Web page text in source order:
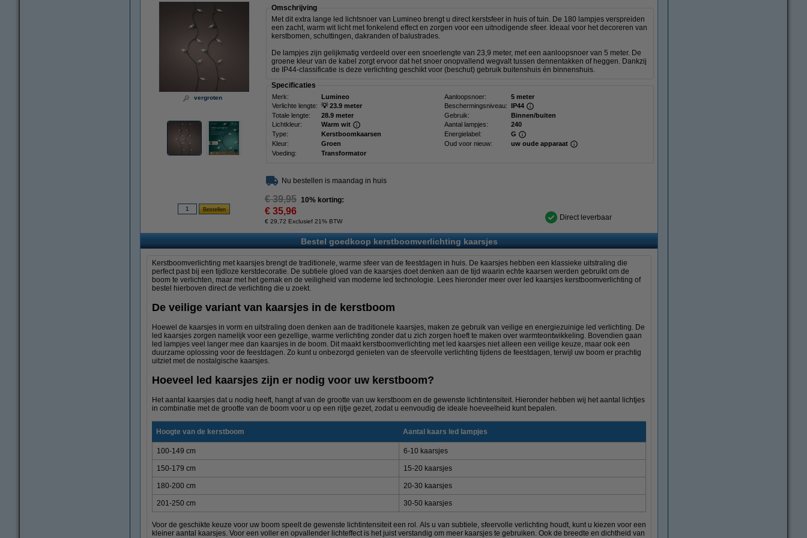
vergroten
Omschrijving
Met dit extra lange led lichtsnoer van Lumineo brengt u direct kerstsfeer in huis of tuin. De 180 lampjes verspreiden
een zacht, warm wit licht met fonkelend effect en zorgen voor een uitnodigende sfeer. Ideaal voor het decoreren van
kerstbomen, schuttingen, dakranden of balustrades.
De lampjes zijn gelijkmatig verdeeld over een snoerlengte van 23,9 meter, met een aanloopsnoer van 5 meter. De
groene kleur van de kabel zorgt ervoor dat het snoer onopvallend wegvalt tussen dennentakken of heggen. Dankzij
de IP44-classificatie is deze verlichting geschikt voor (beschut) gebruik buitenshuis én binnenshuis.
Specificaties
Merk: Lumineo Aanloopsnoer:
5 meter
Verlichte lengte: 💡 23.9 meter Beschermingsniveau: IP44
Totale lengte:
28.9 meter Gebruik:
Binnen/buiten
Lichtkleur:
Warm wit Aantal lampjes:
240
Type:
Kerstboomkaarsen Energielabel:
G
Kleur:
Groen Oud voor nieuw:
uw oude apparaat
Voeding:
Transformator
Nu bestellen is maandag in huis
€ 39,95 10% korting:
€ 35,96
€ 29,72 Exclusief 21% BTW Direct leverbaar
Bestel goedkoop kerstboomverlichting kaarsjes
Kerstboomverlichting met kaarsjes brengt de traditionele, warme sfeer van de feestdagen in huis. De kaarsjes hebben een klassieke uitstraling die
perfect past bij een tijdloze kerstdecoratie. De subtiele gloed van de kaarsjes doet denken aan de tijd waarin echte kaarsen werden gebruikt om de
boom te verlichten, maar met het gemak en de veiligheid van moderne led technologie. Lees hieronder meer over led kaarsjes kerstboomverlichting of
bestel hierboven direct de verlichting die u zoekt.
De veilige variant van kaarsjes in de kerstboom
Hoewel de kaarsjes in vorm en uitstraling doen denken aan de traditionele kaarsjes, maken ze gebruik van veilige en energiezuinige led verlichting. De
led kaarsjes zorgen namelijk voor een gezellige, warme verlichting zonder dat u zich zorgen hoeft te maken over warmteontwikkeling. Bovendien gaan
led lampjes veel langer mee dan kaarsjes in de boom. Dit maakt kerstboomverlichting met led kaarsjes niet alleen een veilige keuze, maar ook een
duurzame oplossing voor de feestdagen. Zo kunt u onbezorgd genieten van de sfeervolle verlichting tijdens de feestdagen, terwijl uw boom er prachtig
uitziet met de nostalgische kaarsjes.
Hoeveel led kaarsjes zijn er nodig voor uw kerstboom?
Het aantal kaarsjes dat u nodig heeft, hangt af van de grootte van uw kerstboom en de gewenste lichtintensiteit. Hieronder hebben wij het aantal lichtjes
in combinatie met de grootte van de boom voor u op een rijtje gezet, zodat u eenvoudig de ideale hoeveelheid kunt bepalen.
Hoogte van de kerstboom Aantal kaars led lampjes
100-149 cm 6-10 kaarsjes
150-179 cm 15-20 kaarsjes
180-200 cm 20-30 kaarsjes
201-250 cm 30-50 kaarsjes
Voor de geschikte keuze voor uw boom speelt de gewenste lichtintensiteit een rol. Als u van subtiele, sfeervolle verlichting houdt, kunt u kiezen voor een
kleiner aantal kaarsjes. Voor een voller en opvallender lichteffect is het juist verstandig om meer kaarsjes te gebruiken. Ook de breedte en dichtheid van